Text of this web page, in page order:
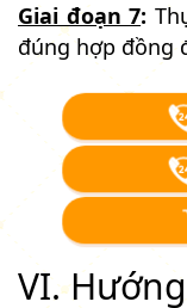
Giai đoạn 7:
đúng hợp đồng
VI.